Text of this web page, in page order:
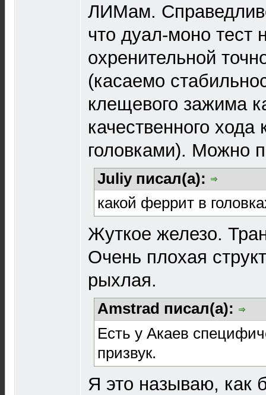
ЛИМам.
что дуал-моно тест
охренительной
(касаемо
клещевого зажима
качественного хода
головками). Можно
Juliy писал(а):
какой феррит в
Жуткое железо.
Очень плохая
рыхлая.
Amstrad писал(а):
Есть у Акаев
призвук.
Я это называю, как